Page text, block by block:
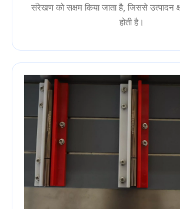
संरेखण को सक्षम किया जाता है, जिससे उत्पादन
होती है।